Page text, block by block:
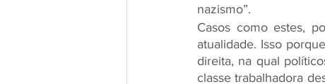
nazismo”.
Casos como estes,
atualidade. Isso
direita, na qual
classe trabalhadora